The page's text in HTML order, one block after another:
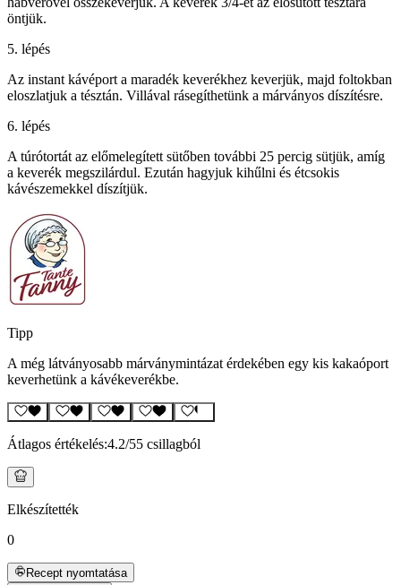
öntjük.
5. lépés
Az instant kávéport a maradék keverékhez keverjük, majd foltokban
eloszlatjuk a tésztán. Villával rásegíthetünk a márványos díszítésre.
6. lépés
A túrótortát az előmelegített sütőben további 25 percig sütjük, amíg
a keverék megszilárdul. Ezután hagyjuk kihűlni és étcsokis
kávészemekkel díszítjük.
Tipp
A még látványosabb márványmintázat érdekében egy kis kakaóport
keverhetünk a kávékeverékbe.
Átlagos értékelés:4.2/55 csillagból
Elkészítették
0
Recept nyomtatása